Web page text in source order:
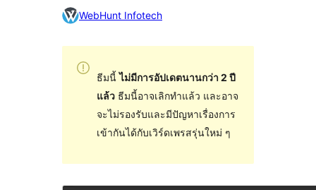
WebHunt Infotech
ธีมนี้ไม่มีการอัปเดตนานกว่า 2 ปี
แล้วธีมนี้อาจเลิกทำแล้ว และอาจ
จะไม่รองรับและมีปัญหาเรื่องการ
เข้ากันได้กับเวิร์ดเพรสรุ่นใหม่ ๆ